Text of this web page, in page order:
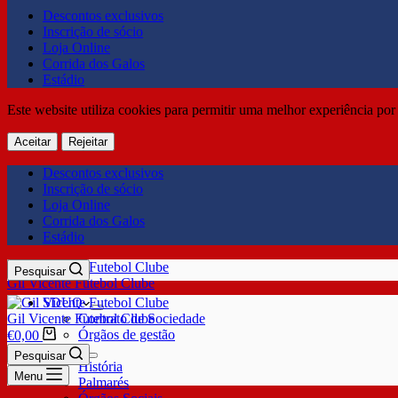
Descontos exclusivos
Inscrição de sócio
Loja Online
Corrida dos Galos
Estádio
Este website utiliza cookies para permitir uma melhor experiência
Aceitar Rejeitar
Descontos exclusivos
Inscrição de sócio
Loja Online
Corrida dos Galos
Estádio
Gil Vicente Futebol Clube
Pesquisar
SDUQ
Contrato de Sociedade
Órgãos de gestão
Clube
História
Palmarés
Gil Vicente Futebol Clube
€0,00
Pesquisar
Menu